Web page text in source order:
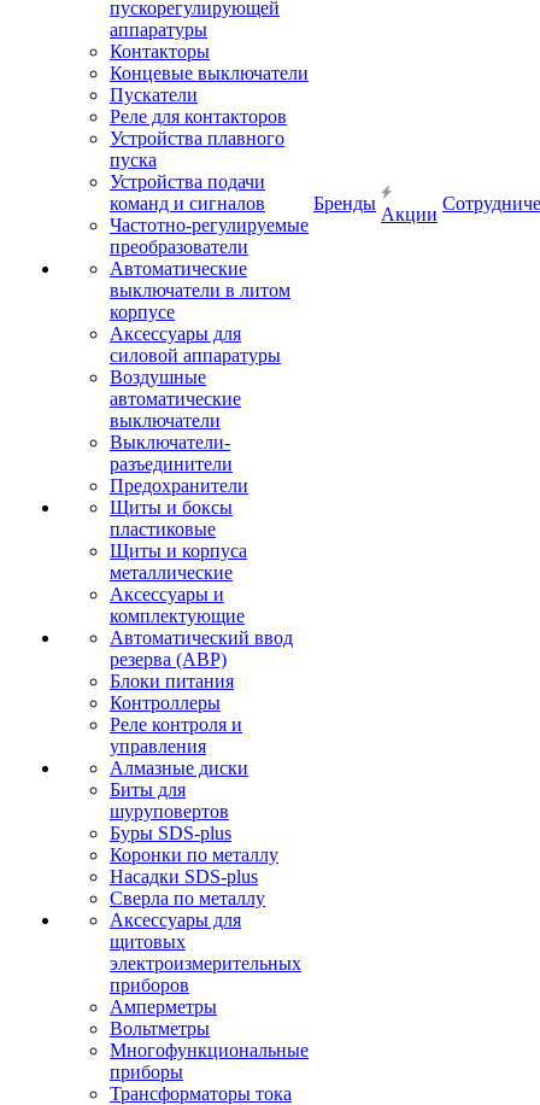
пускорегулирующей
аппаратуры
Контакторы
Концевые выключатели
Пускатели
Реле для контакторов
Устройства плавного
пуска
Устройства подачи
команд и сигналов
Частотно-регулируемые
преобразователи
Автоматические
выключатели в литом
корпусе
Аксессуары для
силовой аппаратуры
Воздушные
автоматические
выключатели
Выключатели-
разъединители
Предохранители
Щиты и боксы
пластиковые
Щиты и корпуса
металлические
Аксессуары и
комплектующие
Автоматический ввод
резерва (АВР)
Блоки питания
Контроллеры
Реле контроля и
управления
Алмазные диски
Биты для
шуруповертов
Буры SDS-plus
Коронки по металлу
Насадки SDS-plus
Сверла по металлу
Аксессуары для
щитовых
электроизмерительных
приборов
Амперметры
Вольтметры
Многофункциональные
приборы
Трансформаторы тока
Бренды
Акции